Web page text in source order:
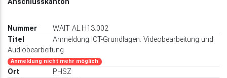
WAIT AL.H13.002
Anmeldung ICT-Grundlagen: Videobearbeitung und
Audiobearbeitung
Anmeldung nicht mehr möglich
PHSZ